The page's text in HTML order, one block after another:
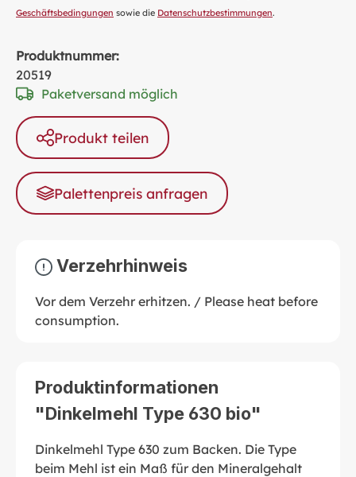
Geschäftsbedingungen sowie die Datenschutzbestimmungen.
Produktnummer:
20519
Paketversand möglich
Produkt teilen
Palettenpreis anfragen
Verzehrhinweis
Vor dem Verzehr erhitzen. / Please heat before
consumption.
Produktinformationen
"Dinkelmehl Type 630 bio"
Dinkelmehl Type 630 zum Backen. Die Type
beim Mehl ist ein Maß für den Mineralgehalt